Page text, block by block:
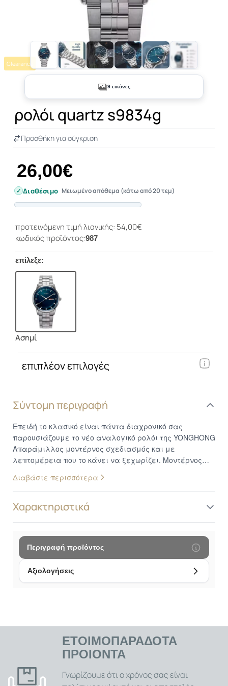
Clearance
+4
9 εικόνες
ρολόι quartz s9834g
Σύντομη περιγραφή
Επειδή το κλασικό είναι πάντα διαχρονικό σας
παρουσιάζουμε το νέο αναλογικό ρολόι της YONGHONG
Απαράμιλλος μοντέρνος σχεδιασμός και με
λεπτομέρεια που το κάνει να ξεχωρίζει. Μοντέρνος
με στυλ! Ιδανικό για όλη τη μέρα με φινέτσα που θα
κάνει τις εμφανίσεις σας ξεχωριστές.
Διαβάστε περισσότερα
Χαρακτηριστικά
Περιγραφή προϊόντος
Αξιολογήσεις
26,00€
Διαθέσιμο Μειωμένο απόθεμα (κάτω από 20 τεμ)
Προσθήκη για σύγκριση
προτεινόμενη τιμή λιανικής: 54,00€
κωδικός προϊόντος:987
επίλεξε:
Ασημί
επιπλέον επιλογές
ΕΤΟΙΜΟΠΑΡΑΔΟΤΑ
ΠΡΟΙΟΝΤΑ
Γνωρίζουμε ότι ο χρόνος σας είναι